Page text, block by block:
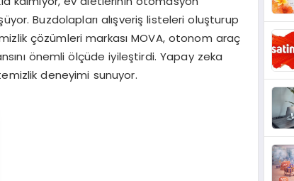
Buzdolapları alışveriş listeleri oluşturup
çözümleri markası MOVA, otonom araç
önemli ölçüde iyileştirdi. Yapay zeka
deneyimi sunuyor.